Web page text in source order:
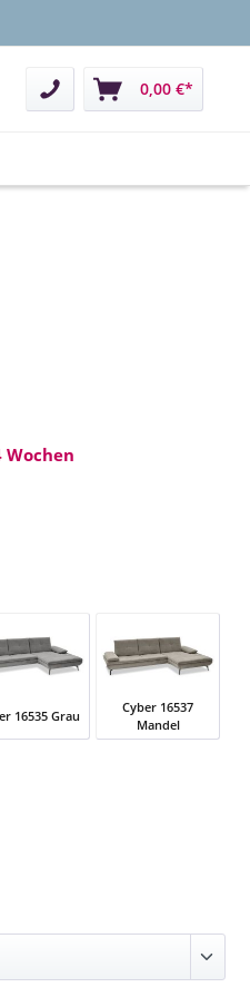
Kontakt 0,00 €*
Wochen
16535 Grau
16535 Grau
Cyber 16537
Mandel
Cyber 16537